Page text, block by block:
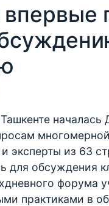
эксперты из 63
для обсуждения
форума
практиками в